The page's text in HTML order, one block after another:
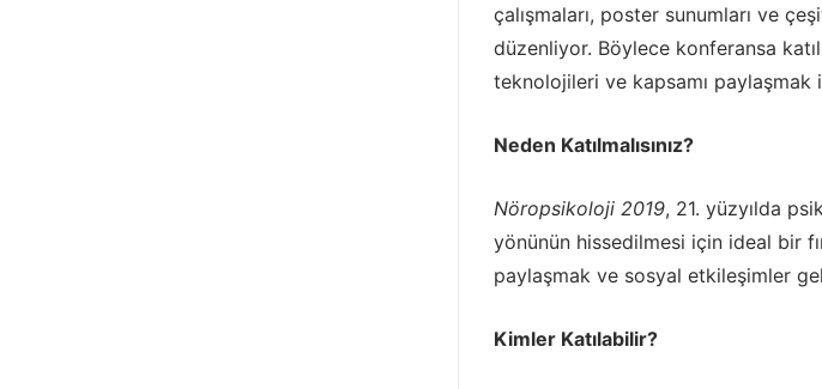
çalışmaları, poster sunumları ve
düzenliyor. Böylece konferansa
teknolojileri ve kapsamı
Neden Katılmalısınız?
Nöropsikoloji 2019, 21. yüzyılda
yönünün hissedilmesi için ideal bir
paylaşmak ve sosyal etkileşimler
Kimler Katılabilir?